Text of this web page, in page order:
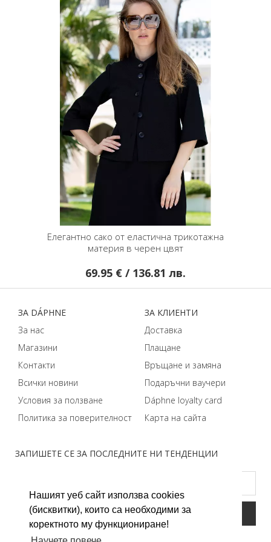
Нашият уеб сайт използва cookies
(бисквитки), които са необходими за
коректното му функциониране!
Елегантно сако от еластична трикотажна
материя в черен цвят
69.95 € / 136.81 лв.
ЗАПИШЕТЕ СЕ ЗА ПОСЛЕДНИТЕ НИ ТЕНДЕНЦИИ
ЗA DÁPHNЕ
За нас
Магазини
Контакти
Всички новини
Условия за ползване
Политика за поверителност
ЗA КЛИЕНТИ
Доставка
Плащане
Връщане и замяна
Подаръчни ваучери
Dáphnе loyalty card
Карта на сайта